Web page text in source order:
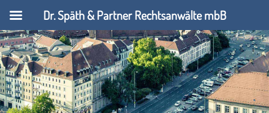
Dr. Späth & Partner Rechtsanwälte mbB